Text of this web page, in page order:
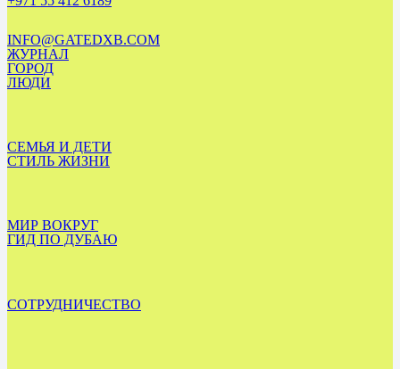
INFO@GATEDXB.COM
ЖУРНАЛ
ГОРОД
ЛЮДИ
СЕМЬЯ И ДЕТИ
СТИЛЬ ЖИЗНИ
МИР ВОКРУГ
ГИД ПО ДУБАЮ
СОТРУДНИЧЕСТВО